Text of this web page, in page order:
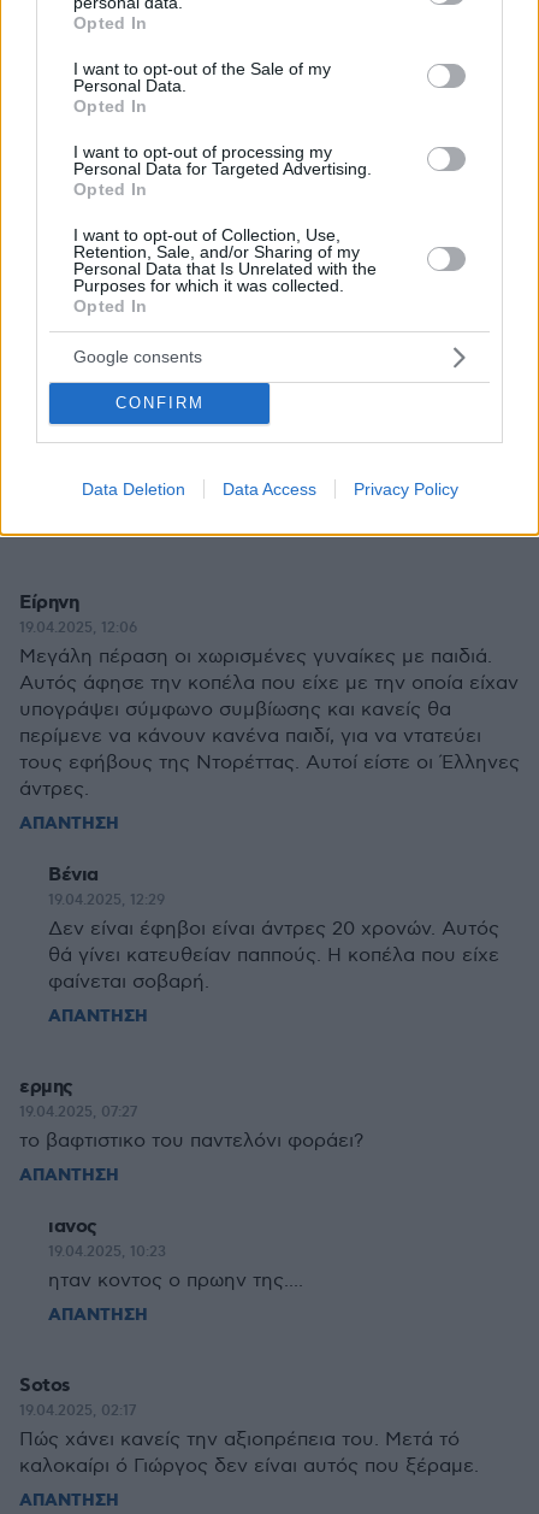
grant or deny consent to Google and its third-party tags to
use your data for below specified purposes in below Google
consent section.
Opted In
I want to opt-out of the Sale of my
Personal Data.
Opted In
I want to opt-out of processing my
Personal Data for Targeted Advertising.
Opted In
I want to opt-out of Collection, Use,
Retention, Sale, and/or Sharing of my
Personal Data that Is Unrelated with the
Purposes for which it was collected.
Opted In
Google consents
CONFIRM
Data Deletion Data Access Privacy Policy
Το DEI College παρουσιάζει τη Sophia. Την πρώτη 24/7
βοηθό AI που αλλάζει τον τρόπο με τον οποίο μαθαίνουν οι
φοιτητές
Η Smart φοιτητική κατοικία στην καρδιά της Αθήνας
03.08.2026, 10:56
Διασκεδάζουμε υπεύθυνα, επιστρέφουμε με ασφάλεια
29.07.2026, 09:39
ΣΧΟΛΙΑ(37)
ΠΡΟΣΘΗΚΗ ΣΧΟΛΙΟΥ
Δυνατό μιλφακι.
Σωστός ο παίχτης 💪🏿
ΑΠΑΝΤΗΣΗ
Είρηνη
19.04.2025, 12:06
Μεγάλη πέραση οι χωρισμένες γυναίκες με παιδιά.
Αυτός άφησε την κοπέλα που είχε με την οποία είχαν
υπογράψει σύμφωνο συμβίωσης και κανείς θα
περίμενε να κάνουν κανένα παιδί, για να ντατεύει
τους εφήβους της Ντορέττας. Αυτοί είστε οι Έλληνες
άντρες.
ΑΠΑΝΤΗΣΗ
Βένια
19.04.2025, 12:29
Δεν είναι έφηβοι είναι άντρες 20 χρονών. Αυτός
θά γίνει κατευθείαν παππούς. Η κοπέλα που είχε
φαίνεται σοβαρή.
ΑΠΑΝΤΗΣΗ
ερμης
19.04.2025, 07:27
το βαφτιστικο του παντελόνι φοράει?
ΑΠΑΝΤΗΣΗ
ιανος
19.04.2025, 10:23
ηταν κοντος ο πρωην της....
ΑΠΑΝΤΗΣΗ
Sotos
19.04.2025, 02:17
Πώς χάνει κανείς την αξιοπρέπεια του. Μετά τό
καλοκαίρι ό Γιώργος δεν είναι αυτός που ξέραμε.
ΑΠΑΝΤΗΣΗ